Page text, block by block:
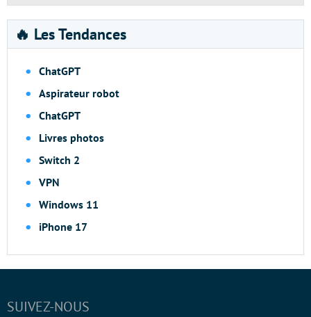
🔥 Les Tendances
ChatGPT
Aspirateur robot
ChatGPT
Livres photos
Switch 2
VPN
Windows 11
iPhone 17
SUIVEZ-NOUS